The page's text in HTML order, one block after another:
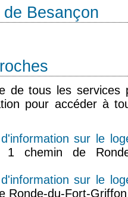
Besançon
de tous les services
pour accéder à
sur le
chemin de Ronde-
sur le
Ronde-du-Fort-